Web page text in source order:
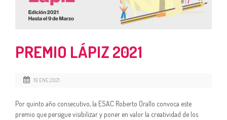
PREMIO LÁPIZ 2021
19 ENE 2021
Por quinto año consecutivo, la ESAC Roberto Orallo convoca este
premio que persigue visibilizar y poner en valor la creatividad de los